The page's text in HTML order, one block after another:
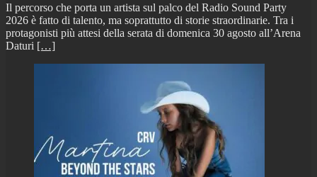
Il percorso che porta un artista sul palco del Radio Sound Party
2026 è fatto di talento, ma soprattutto di storie straordinarie. Tra i
protagonisti più attesi della serata di domenica 30 agosto all’Arena
Daturi […]